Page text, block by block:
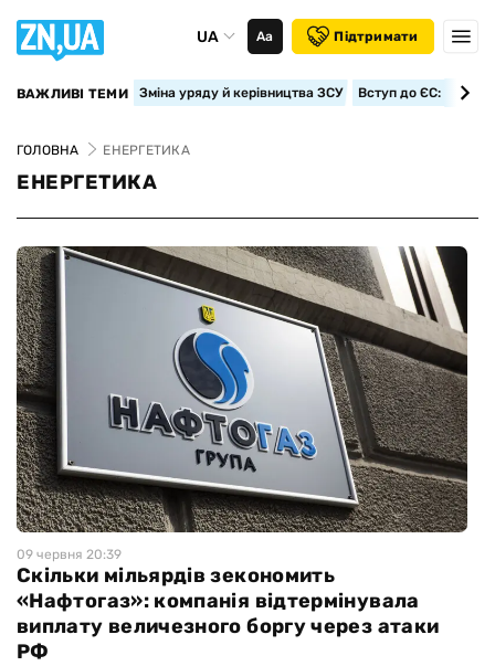
UA Аа Підтримати
ВАЖЛИВІ ТЕМИ Зміна уряду й керівництва ЗСУ Вступ до ЄС:
ГОЛОВНА ЕНЕРГЕТИКА
ЕНЕРГЕТИКА
09 червня 20:39
Скільки мільярдів зекономить
«Нафтогаз»: компанія відтермінувала
виплату величезного боргу через атаки
РФ